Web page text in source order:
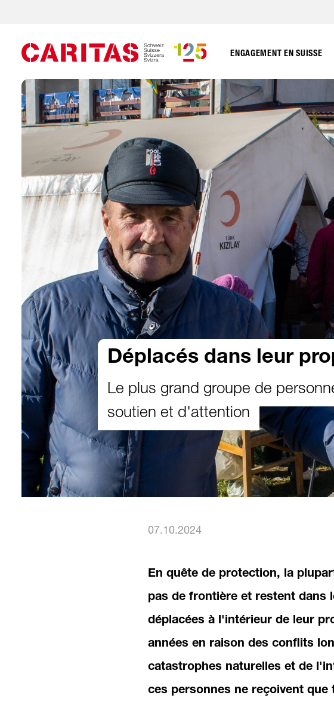
ENGAGEMENT EN SUISSE
Déplacés dans leur
Le plus grand groupe de
soutien et d'attention
07.10.2024
En quête de protection, la
pas de frontière et restent dans
déplacées à l'intérieur de leur
années en raison des conflits
catastrophes naturelles et de
ces personnes ne reçoivent